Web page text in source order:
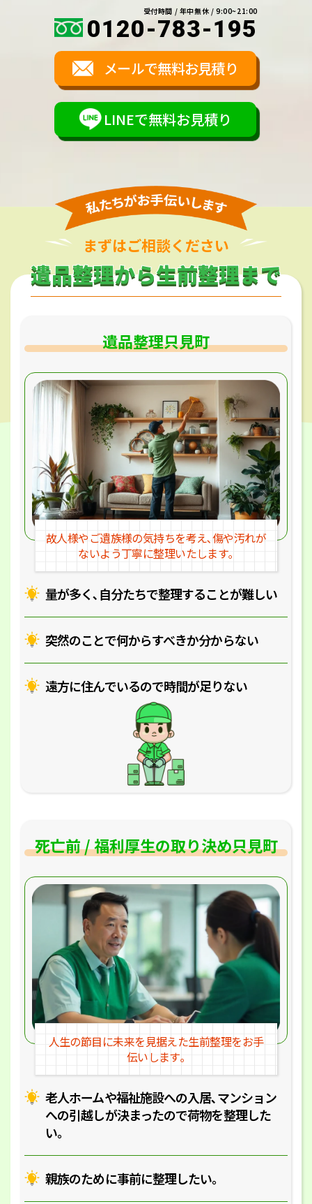
受付時間 / 年中無休 / 9:00~21:00
0120-783-195
メールで無料お見積り
LINEで無料お見積り
まずはご相談ください
遺品整理から生前整理まで
遺品整理から生前整理まで
遺品整理只見町
量が多く､自分たちで整理することが難しい
突然のことで何からすべきか分からない
遠方に住んでいるので時間が足りない
故人様やご遺族様の気持ちを考え､傷や汚れが
ないよう丁寧に整理いたします｡
死亡前 / 福利厚生の取り決め只見町
老人ホームや福祉施設への入居､マンション
への引越しが決まったので荷物を整理した
い｡
親族のために事前に整理したい｡
人生の節目に未来を見据えた生前整理をお手
伝いします｡